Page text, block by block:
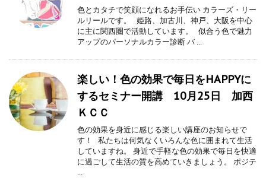
色とカタチで笑顔になれるお手伝い カラーズ・リー
ルリールです。 姫路、加古川、神戸、大阪を中心
に主に関西圏で活動しています。 似合う色で魅力
アップのパーソナルカラー診断 バ ...
楽しい！色の効果で毎日をHAPPYに
するセミナー開講 10月25日 加西
ＫＣＣ
色の効果を身近に感じる楽しい講座のお知らせで
す！ 私たちは何気なくいろんな色に囲まれて生活
していますね。 身近で手軽な色の効果で毎日を快適
に過ごして生活の質を高めていきましょう。 ポジテ